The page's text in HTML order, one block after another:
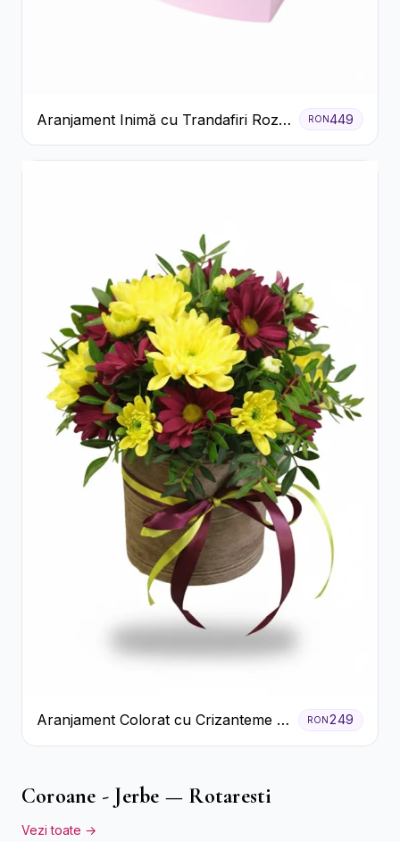
Aranjament Inimă cu Trandafiri Roz
și Gypsophila Albă
RON 449
Aranjament Colorat cu Crizanteme în
Cutie Rustică
RON249
Coroane - Jerbe — Rotaresti
Vezi toate →